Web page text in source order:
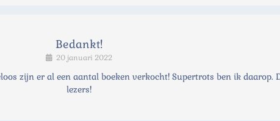
Bedankt!
20 januari 2022
zijn er al een aantal boeken verkocht! Supertrots ben ik daarop.
lezers!